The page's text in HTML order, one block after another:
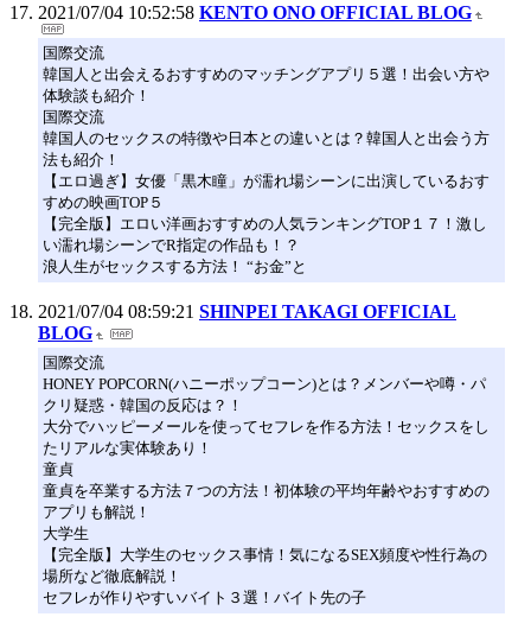
2021/07/04 10:52:58 KENTO ONO OFFICIAL BLOG
国際交流
韓国人と出会えるおすすめのマッチングアプリ５選！出会い方や
体験談も紹介！
国際交流
韓国人のセックスの特徴や日本との違いとは？韓国人と出会う方
法も紹介！
【エロ過ぎ】女優「黒木瞳」が濡れ場シーンに出演しているおす
すめの映画TOP５
【完全版】エロい洋画おすすめの人気ランキングTOP１７！激し
い濡れ場シーンでR指定の作品も！？
浪人生がセックスする方法！ “お金”と
2021/07/04 08:59:21 SHINPEI TAKAGI OFFICIAL
BLOG
国際交流
HONEY POPCORN(ハニーポップコーン)とは？メンバーや噂・パ
クリ疑惑・韓国の反応は？！
大分でハッピーメールを使ってセフレを作る方法！セックスをし
たリアルな実体験あり！
童貞
童貞を卒業する方法７つの方法！初体験の平均年齢やおすすめの
アプリも解説！
大学生
【完全版】大学生のセックス事情！気になるSEX頻度や性行為の
場所など徹底解説！
セフレが作りやすいバイト３選！バイト先の子